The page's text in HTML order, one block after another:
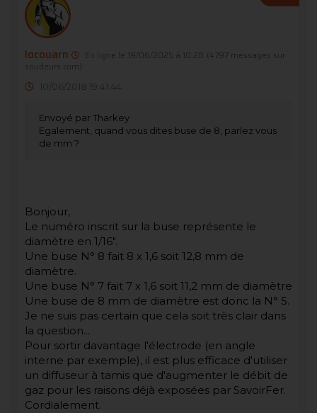
locouarn En ligne le 19/06/2025 à 10:28
(4797 messages sur
soudeurs.com)
10/06/2018 19:41:44
Envoyé par Tharkey
Egalement, quand vous dites buse de 8, parlez vous
de mm ?
Bonjour,
Le numéro inscrit sur la buse représente le
diamètre en 1/16".
Une buse N° 8 fait 8 x 1,6 soit 12,8 mm de
diamètre.
Une buse N° 7 fait 7 x 1,6 soit 11,2 mm de diamètre
Une buse de 8 mm de diamètre est donc la N° 5.
Je ne suis pas certain que cela soit très clair dans
la question...
Pour sortir davantage l'électrode (en angle
interne par exemple), il est plus efficace d'utiliser
un diffuseur à tamis que d'augmenter le débit de
gaz pour les raisons déjà exposées par SavoirFer.
Cordialement.